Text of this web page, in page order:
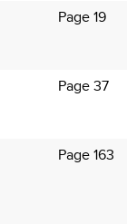
Page 19
Page 37
Page 163